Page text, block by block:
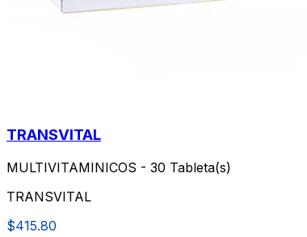
TRANSVITAL
MULTIVITAMINICOS - 30 Tableta(s)
TRANSVITAL
$415.80